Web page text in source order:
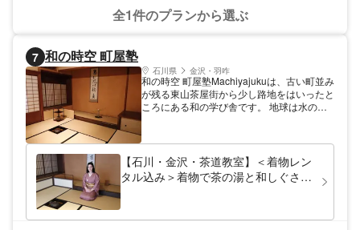
全1件のプランから選ぶ
7 和の時空 町屋塾
石川県 金沢・羽咋
和の時空 町屋塾Machiyajukuは、古い町並み
が残る東山茶屋街から少し路地をはいったと
ころにある和の学び舎です。 地球は水の惑
です。 木戸を開け中に入ると、そこは龍神
様のふところ＝龍宮に訪れたような、懐かし
く心地良い和空間。 その和の時空の中で、
「和」という言葉に含まれるものをテーマと
【石川・金沢・茶道教室】＜着物レン
タル込み＞着物で茶の湯と和しぐさ体